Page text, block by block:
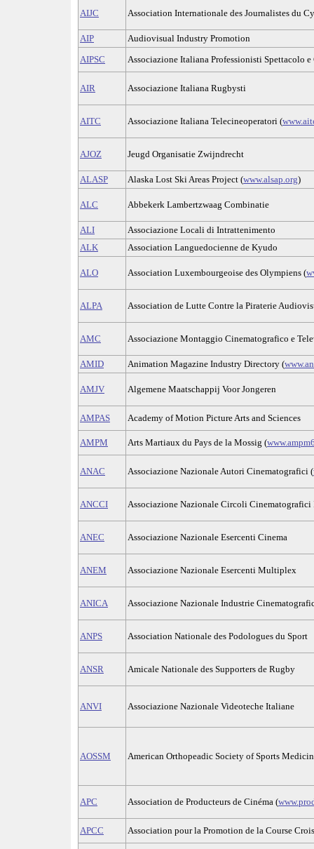
AIJC Association Internationale des Journalistes du
AIP
Audiovisual Industry Promotion
AIPSC
Associazione Italiana Professionisti Spettacolo e
AIR Associazione Italiana Rugbysti
AITC Associazione Italiana Telecineoperatori (
AJOZ Jeugd Organisatie Zwijndrecht
ALASP Alaska Lost Ski Areas Project (www.alsap.org)
ALC Abbekerk Lambertzwaag Combinatie
ALI
Associazione Locali di Intrattenimento
ALK
Association Languedocienne de Kyudo
ALO Association Luxembourgeoise des Olympiens (
ALPA Association de Lutte Contre la Piraterie
AMC Associazione Montaggio Cinematografico e
AMID Animation Magazine Industry Directory (
AMJV Algemene Maatschappij Voor Jongeren
AMPAS Academy of Motion Picture Arts and Sciences
AMPM Arts Martiaux du Pays de la Mossig (
ANAC Associazione Nazionale Autori Cinematografici (
ANCCI Associazione Nazionale Circoli
ANEC Associazione Nazionale Esercenti Cinema
ANEM Associazione Nazionale Esercenti Multiplex
ANICA Associazione Nazionale Industrie
ANPS Association Nationale des Podologues du Sport
ANSR Amicale Nationale des Supporters de Rugby
ANVI Associazione Nazionale Videoteche Italiane
AOSSM American Orthopeadic Society of Sports
APC Association de Producteurs de Cinéma (
APCC Association pour la Promotion de la Course